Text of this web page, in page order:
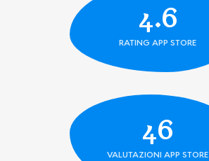
4.6
RATING APP STORE
46
VALUTAZIONI APP STORE